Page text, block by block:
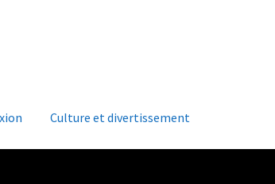
Culture et divertissement